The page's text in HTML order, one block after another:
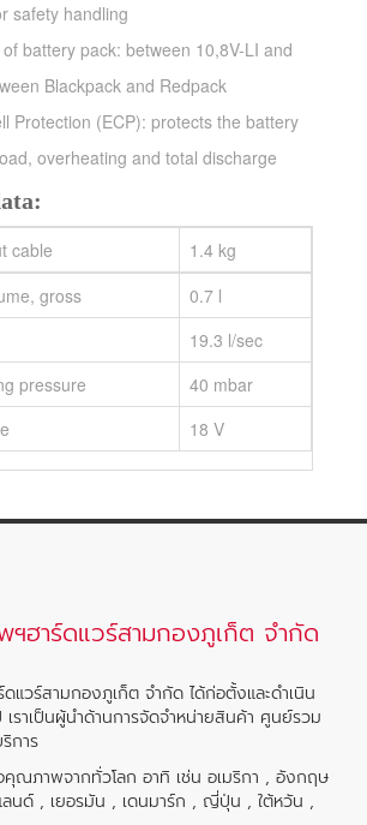
safety handling
battery pack: between 10,8V-LI and
Blackpack and Redpack
Protection (ECP): protects the battery
overheating and total discharge
cable
1.4 kg
gross
0.7 l
19.3 l/sec
pressure
40 mbar
18 V
ฯฮาร์ดแวร์สามกองภูเก็ต จำกัด
แวร์สามกองภูเก็ต จำกัด ได้ก่อตั้งและดำเนิน
ราเป็นผู้นำด้านการจัดจำหน่ายสินค้า ศูนย์รวม
การ
คุณภาพจากทั่วโลก อาทิ เช่น อเมริกา , อังกฤษ
ลนด์ , เยอรมัน , เดนมาร์ก , ญี่ปุ่น , ใต้หวัน ,